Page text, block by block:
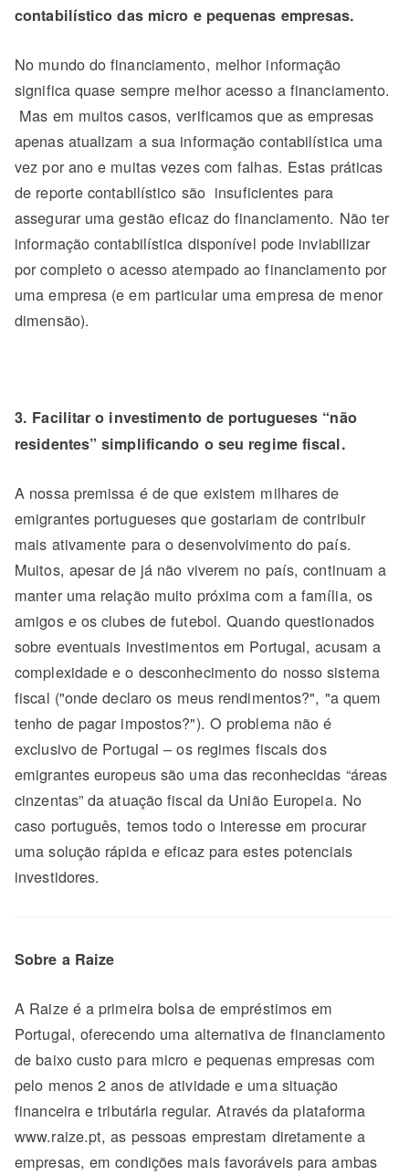
contabilístico das micro e pequenas empresas.
No mundo do financiamento, melhor informação
significa quase sempre melhor acesso a financiamento.
Mas em muitos casos, verificamos que as empresas
apenas atualizam a sua informação contabilística uma
vez por ano e muitas vezes com falhas. Estas práticas
de reporte contabilístico são insuficientes para
assegurar uma gestão eficaz do financiamento. Não ter
informação contabilística disponível pode inviabilizar
por completo o acesso atempado ao financiamento por
uma empresa (e em particular uma empresa de menor
dimensão).
3. Facilitar o investimento de portugueses “não
residentes” simplificando o seu regime fiscal.
A nossa premissa é de que existem milhares de
emigrantes portugueses que gostariam de contribuir
mais ativamente para o desenvolvimento do país.
Muitos, apesar de já não viverem no país, continuam a
manter uma relação muito próxima com a família, os
amigos e os clubes de futebol. Quando questionados
sobre eventuais investimentos em Portugal, acusam a
complexidade e o desconhecimento do nosso sistema
fiscal ("onde declaro os meus rendimentos?", "a quem
tenho de pagar impostos?"). O problema não é
exclusivo de Portugal – os regimes fiscais dos
emigrantes europeus são uma das reconhecidas “áreas
cinzentas” da atuação fiscal da União Europeia. No
caso português, temos todo o interesse em procurar
uma solução rápida e eficaz para estes potenciais
investidores.
Sobre a Raize
A Raize é a primeira bolsa de empréstimos em
Portugal, oferecendo uma alternativa de financiamento
de baixo custo para micro e pequenas empresas com
pelo menos 2 anos de atividade e uma situação
financeira e tributária regular. Através da plataforma
www.raize.pt, as pessoas emprestam diretamente a
empresas, em condições mais favoráveis para ambas